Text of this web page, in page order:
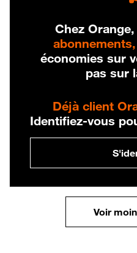
Chez Orange,
abonnements,
économies sur
pas sur
Déjà client
Identifiez-vous
Voir